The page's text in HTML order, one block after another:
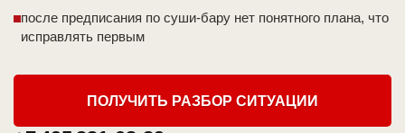
после предписания по суши-бару нет понятного плана, что
исправлять первым
ПОЛУЧИТЬ РАЗБОР СИТУАЦИИ